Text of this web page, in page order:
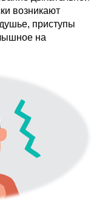
возникают
приступы
на